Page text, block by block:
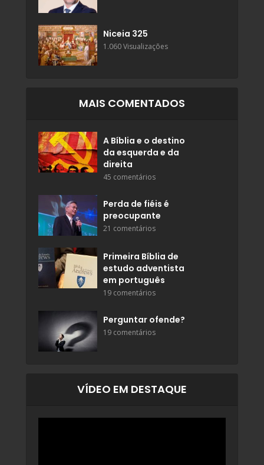
Niceia 325
1.060 Visualizações
MAIS COMENTADOS
A Bíblia e o destino
da esquerda e da
direita
45 comentários
Perda de fiéis é
preocupante
21 comentários
Primeira Bíblia de
estudo adventista
em português
19 comentários
Perguntar ofende?
19 comentários
VÍDEO EM DESTAQUE